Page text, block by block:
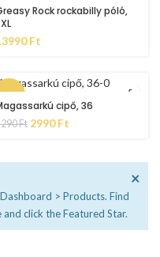
Rock rockabilly póló,
Ft
30%
HOT
cipő, 36
Ft 2990Ft
> Products. Find
click the Featured Star.
×